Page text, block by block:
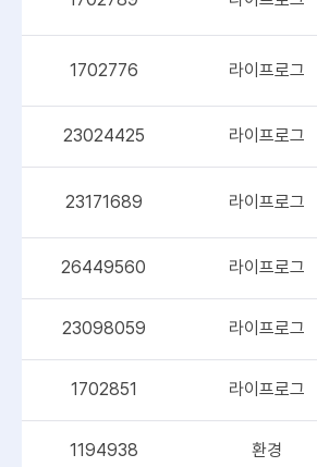
1702776 라이프로그
23024425 라이프로그
23171689 라이프로그
26449560 라이프로그
23098059 라이프로그
1702851 라이프로그
1194938 환경